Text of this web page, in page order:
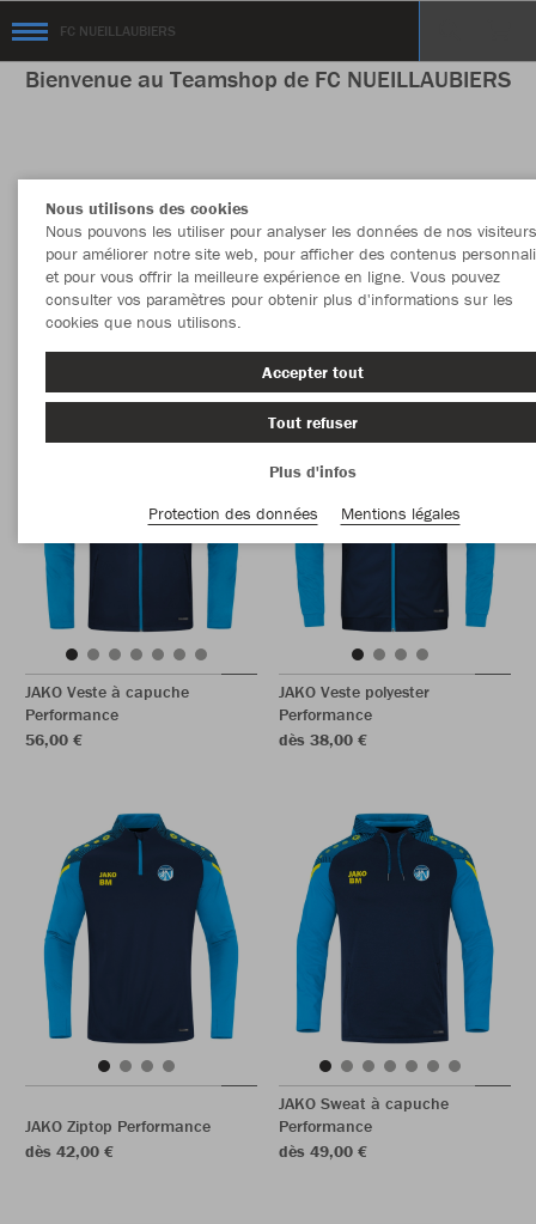
FC NUEILLAUBIERS
Bienvenue au Teamshop de FC NUEILLAUBIERS
Vêtement PLUS DE FILTRES
JAKO Veste à capuche
Performance
56,00 €
JAKO Veste polyester
Performance
dès 38,00 €
JAKO Ziptop Performance
dès 42,00 €
JAKO Sweat à capuche
Performance
dès 49,00 €
Nous utilisons des cookies
Nous pouvons les utiliser pour analyser les données de nos
pour améliorer notre site web, pour afficher des contenus
et pour vous offrir la meilleure expérience en ligne. Vous pouvez
consulter vos paramètres pour obtenir plus d'informations sur les
cookies que nous utilisons.
Accepter tout
Tout refuser
Plus d'infos
Protection des données
Mentions légales